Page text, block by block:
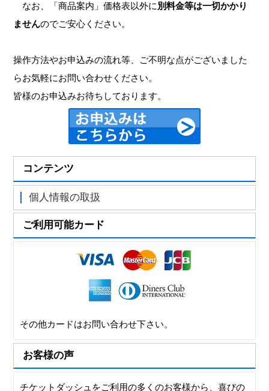
なお、「商品案内」価格表以外に別料金等は一切かかり
ませんのでご安心ください。
操作方法やお申込みの流れ等、ご不明な点がございました
らお気軽にお問い合わせください。
皆様のお申込みお待ちしております。
コンテンツ
個人情報の取扱
ご利用可能カード
その他カードはお問い合わせ下さい。
お客様の声
チケットダッシュをご利用の多くのお客様から、喜びの